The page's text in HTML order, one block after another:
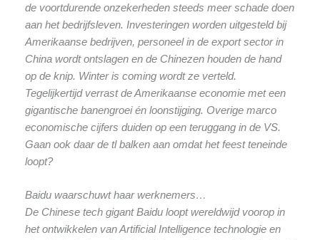
de voortdurende onzekerheden steeds meer schade doen
aan het bedrijfsleven. Investeringen worden uitgesteld bij
Amerikaanse bedrijven, personeel in de export sector in
China wordt ontslagen en de Chinezen houden de hand
op de knip. Winter is coming wordt ze verteld.
Tegelijkertijd verrast de Amerikaanse economie met een
gigantische banengroei én loonstijging. Overige marco
economische cijfers duiden op een teruggang in de VS.
Gaan ook daar de tl balken aan omdat het feest teneinde
loopt?
Baidu waarschuwt haar werknemers…
De Chinese tech gigant Baidu loopt wereldwijd voorop in
het ontwikkelen van Artificial Intelligence technologie en